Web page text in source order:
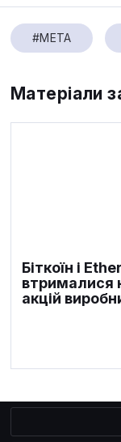
#META
Матеріали
Біткоїн і
втрималися
акцій